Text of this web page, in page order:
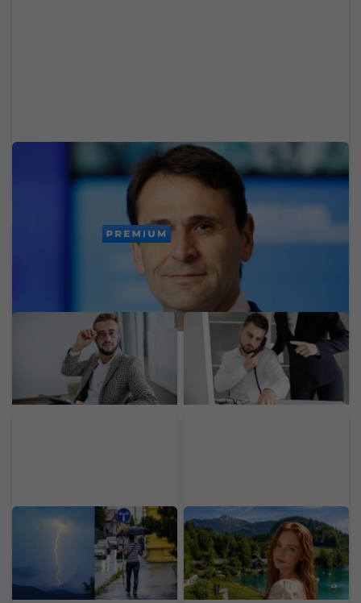
Zamestnancom rozdá 19 775 eur, aby ich
neprebrala konkurencia. Technologický gigant
rozdáva peniaze
PREMIUM
Odložil som si 70 % mzdy
a investoval 1 900 eur.
Experiment ukázal, čo
návody na bohatstvo
nespomínajú
Jedna z najväčších
slovenských bánk dnes
mala problémy. Výpadok
zasiahol platby a ďalšie
služby
Koniec pekelných
horúčav na Slovensku:
Teploty spadnú aj o viac
meteorológovia vydali
varovania
Rakúsko má 400 jazier
na kúpanie, najlepšie
nájdeš „na skok“ od
Bratislavy